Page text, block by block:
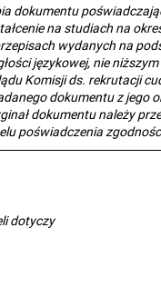
dokumentu
na studiach na
wydanych na
językowej, nie
Komisji ds. rekrutacji
dokumentu z jego
dokumentu należy
poświadczenia
dotyczy